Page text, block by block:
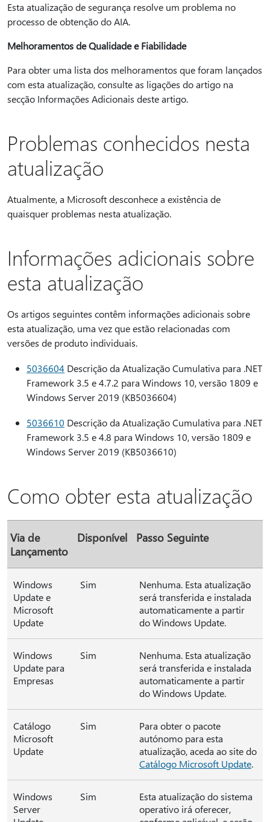
Esta atualização de segurança resolve um problema no
processo de obtenção do AIA.
Melhoramentos de Qualidade e Fiabilidade
Para obter uma lista dos melhoramentos que foram lançados
com esta atualização, consulte as ligações do artigo na
secção Informações Adicionais deste artigo.
Problemas conhecidos nesta
atualização
Atualmente, a Microsoft desconhece a existência de
quaisquer problemas nesta atualização.
Informações adicionais sobre
esta atualização
Os artigos seguintes contêm informações adicionais sobre
esta atualização, uma vez que estão relacionadas com
versões de produto individuais.
5036604 Descrição da Atualização Cumulativa para .NET
Framework 3.5 e 4.7.2 para Windows 10, versão 1809 e
Windows Server 2019 (KB5036604)
5036610 Descrição da Atualização Cumulativa para .NET
Framework 3.5 e 4.8 para Windows 10, versão 1809 e
Windows Server 2019 (KB5036610)
Como obter esta atualização
Via de
Lançamento
Disponível Passo Seguinte
Windows
Update e
Microsoft
Update
Sim
Nenhuma. Esta atualização
será transferida e instalada
automaticamente a partir
do Windows Update.
Windows
Update para
Empresas
Sim
Nenhuma. Esta atualização
será transferida e instalada
automaticamente a partir
do Windows Update.
Catálogo
Microsoft
Update
Sim
Para obter o pacote
autónomo para esta
atualização, aceda ao site do
Catálogo Microsoft Update.
Windows
Server
Sim
Esta atualização do sistema
operativo irá oferecer,